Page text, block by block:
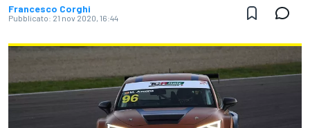
Francesco Corghi
Pubblicato: 21 nov 2020, 16:44